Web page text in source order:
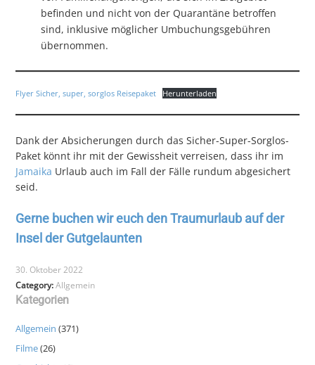
befinden und nicht von der Quarantäne betroffen
sind, inklusive möglicher Umbuchungsgebühren
übernommen.
Flyer Sicher, super, sorglos Reisepaket Herunterladen
Dank der Absicherungen durch das Sicher-Super-Sorglos-
Paket könnt ihr mit der Gewissheit verreisen, dass ihr im
Jamaika Urlaub auch im Fall der Fälle rundum abgesichert
seid.
Gerne buchen wir euch den Traumurlaub auf der
Insel der Gutgelaunten
30. Oktober 2022
Category:Allgemein
Kategorien
Allgemein (371)
Filme(26)